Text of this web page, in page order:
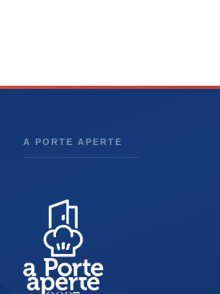
A PORTE APERTE